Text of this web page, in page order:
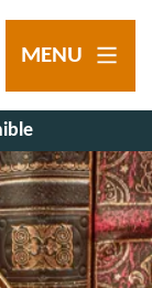
MENU